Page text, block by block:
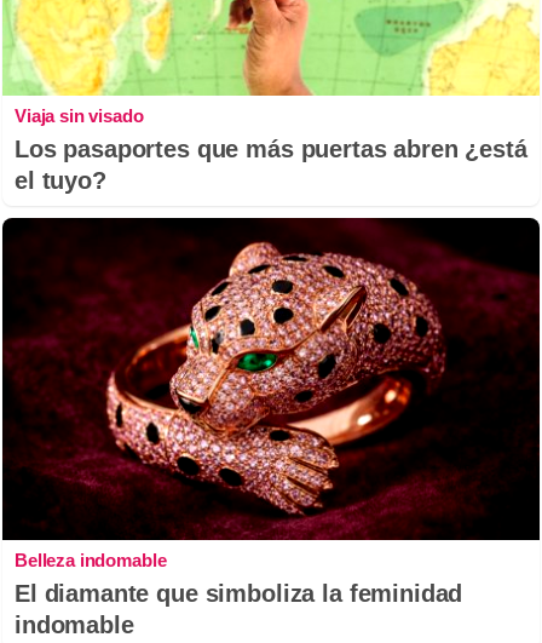
Viaja sin visado
Los pasaportes que más puertas abren ¿está
el tuyo?
Belleza indomable
El diamante que simboliza la feminidad
indomable